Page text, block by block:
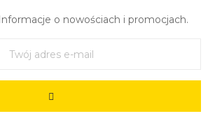
o nowościach i promocjach.